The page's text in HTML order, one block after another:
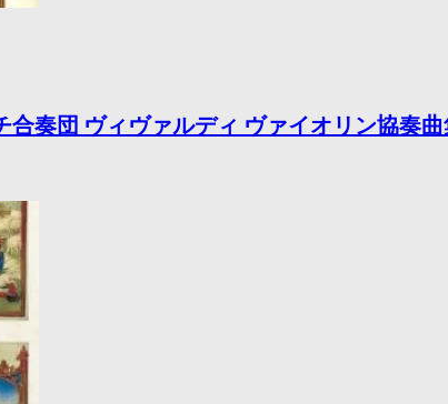
合奏団 ヴィヴァルディ ヴァイオリン協奏